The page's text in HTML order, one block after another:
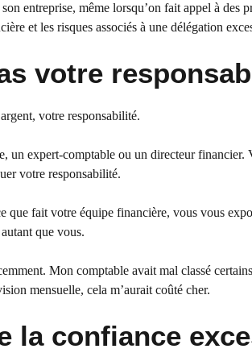
entreprise, même lorsqu’on fait appel à des
et les risques associés à une délégation
votre
votre responsabilité.
un expert-comptable ou un directeur financier.
votre responsabilité.
que fait votre équipe financière, vous vous
que vous.
Mon comptable avait mal classé
mensuelle, cela m’aurait coûté cher.
la confiance